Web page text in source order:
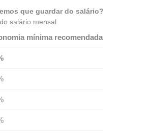
que guardar do salário?
salário mensal
mínima recomendada